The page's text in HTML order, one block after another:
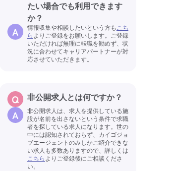
たい場合でも利用できます
か？
情報収集や相談したいという方もこち
らよりご登録をお願いします。ご登録
いただければ無理に転職を勧めず、状
況に合わせてキャリアパートナーが対
応させていただきます。
非公開求人とは何ですか？
非公開求人は、求人を提供している施
設が名前を出さないという条件で求職
者を探している求人になります。世の
中には認知されておらず、カイゴジョ
ブエージェントのみしかご紹介できな
い求人も多数ありますので、詳しくは
こちらよりご登録後にご相談くださ
い。